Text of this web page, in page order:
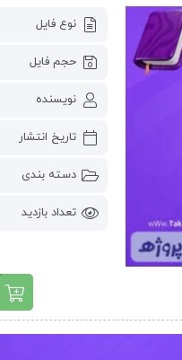
نوع فایل
حجم فایل
نویسنده
تاریخ انتشار
دسته بندی
تعداد بازدید